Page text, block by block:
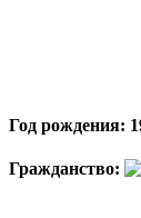
Год рождения:
Гражданство: